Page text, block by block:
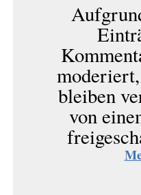
bleiben
von